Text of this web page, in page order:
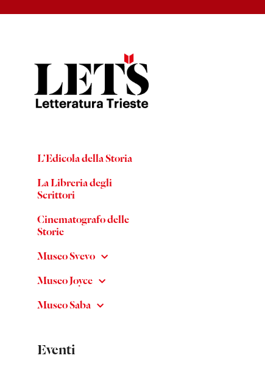
L’Edicola della Storia
La Libreria degli
Scrittori
Cinematografo delle
Storie
Museo Svevo
Museo Joyce
Museo Saba
Eventi